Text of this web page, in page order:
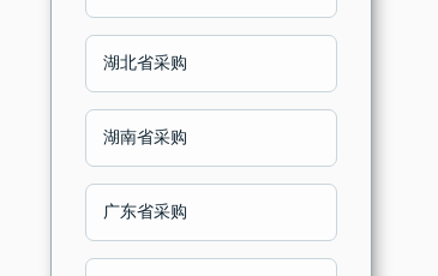
湖北省采购
湖南省采购
广东省采购